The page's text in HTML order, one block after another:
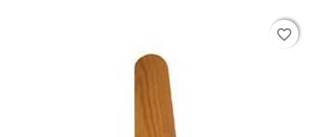
favorite_border
favorite_border